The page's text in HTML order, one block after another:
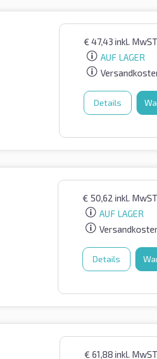
€ 47,43 inkl. MwST
AUF LAGER
Details
€ 50,62 inkl. MwST
AUF LAGER
Details
€ 61,88 inkl. MwST